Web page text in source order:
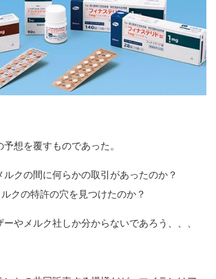
想を覆すものであった。
ルクの間に何らかの取引があったのか？
クの特許の穴を見つけたのか？
やメルク社しか分からないであろう、、、